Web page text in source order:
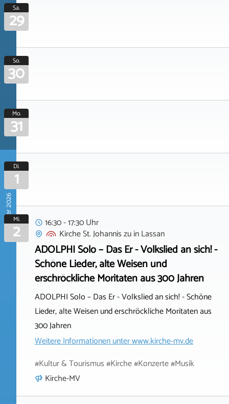
Sa.
29
So.
30
Mo.
31
September 2026
Di.
1
Mi.
2
16:30 - 17:30 Uhr
Kirche St. Johannis zuinLassan
ADOLPHI Solo – Das Er - Volkslied an sich! -
Schöne Lieder, alte Weisen und
erschröckliche Moritaten aus 300 Jahren
ADOLPHI Solo – Das Er - Volkslied an sich! - Schöne
Lieder, alte Weisen und erschröckliche Moritaten aus
300 Jahren
Weitere Informationen unterwww.kirche-mv.de
#Kultur & Tourismus #Kirche #Konzerte #Musik
Kirche-MV